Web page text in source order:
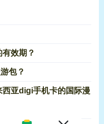
效期？
包？
西亚digi手机卡的国际漫